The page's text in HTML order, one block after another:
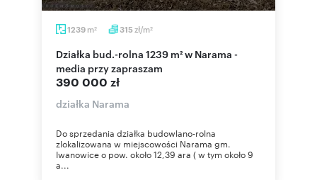
1239 m2 315 zł/m2
Działka bud.-rolna 1239 m² w Narama -
media przy zapraszam
390 000 zł
działka Narama
Do sprzedania działka budowlano-rolna
zlokalizowana w miejscowości Narama gm.
Iwanowice o pow. około 12,39 ara ( w tym około 9
a...